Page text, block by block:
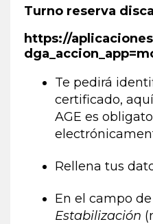
Turno reserva
https://
Te pedirá
certificado,
AGE es
Rellena tus
En el campo
Estabilización